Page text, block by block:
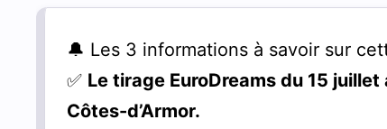
🔔 Les 3 informations à savoir sur
✅ Le tirage EuroDreams du 15
Côtes-d’Armor.